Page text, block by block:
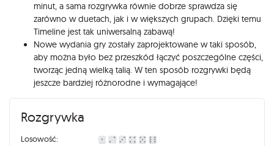
minut, a sama rozgrywka równie dobrze sprawdza się
zarówno w duetach, jak i w większych grupach. Dzięki temu
Timeline jest tak uniwersalną zabawą!
Nowe wydania gry zostały zaprojektowane w taki sposób,
aby można było bez przeszkód łączyć poszczególne części,
tworząc jedną wielką talią. W ten sposób rozgrywki będą
jeszcze bardziej różnorodne i wymagające!
Rozgrywka
Losowość: